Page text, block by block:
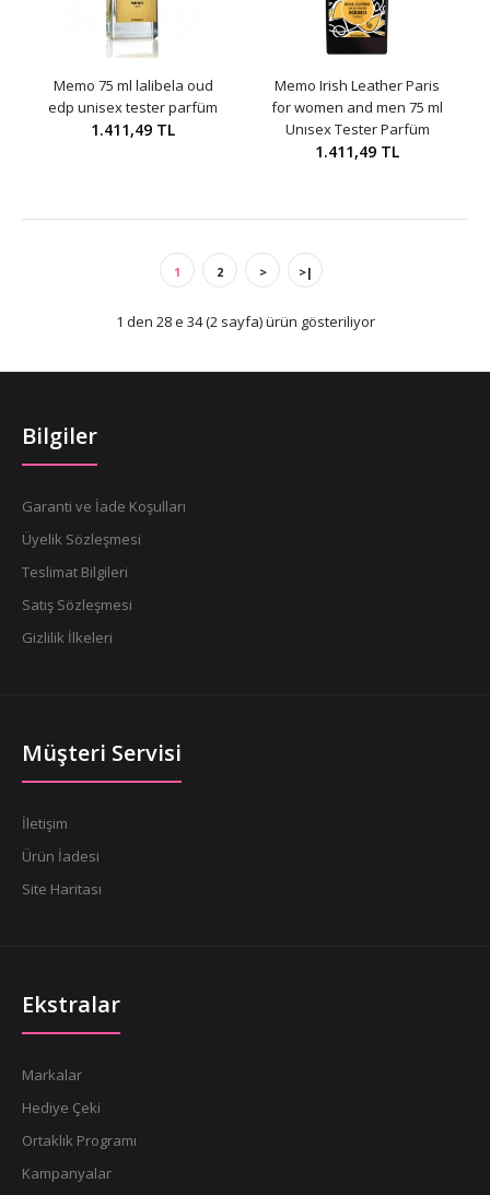
Memo 75 ml lalibela oud
edp unisex tester parfüm
1.411,49 TL
Memo Irish Leather Paris
for women and men 75 ml
Unısex Tester Parfüm
1.411,49 TL
1 2 > >|
1 den 28 e 34 (2 sayfa) ürün gösteriliyor
Bilgiler
Garanti ve İade Koşulları
Üyelik Sözleşmesi
Teslimat Bilgileri
Satış Sözleşmesi
Gizlilik İlkeleri
Müşteri Servisi
İletişim
Ürün İadesi
Site Haritası
Ekstralar
Markalar
Hediye Çeki
Ortaklık Programı
Kampanyalar